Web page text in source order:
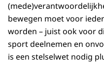
bewegen moet voor
worden – juist ook voor
sport deelnemen en
is een stelselwet nodig